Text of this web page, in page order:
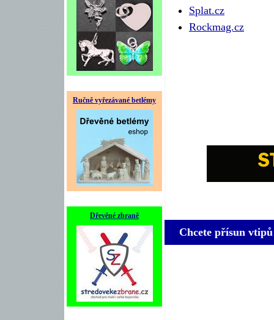
Ručně vyřezávané betlémy
Dřevěné zbraně
Splat.cz
Rockmag.cz
Chcete přísun